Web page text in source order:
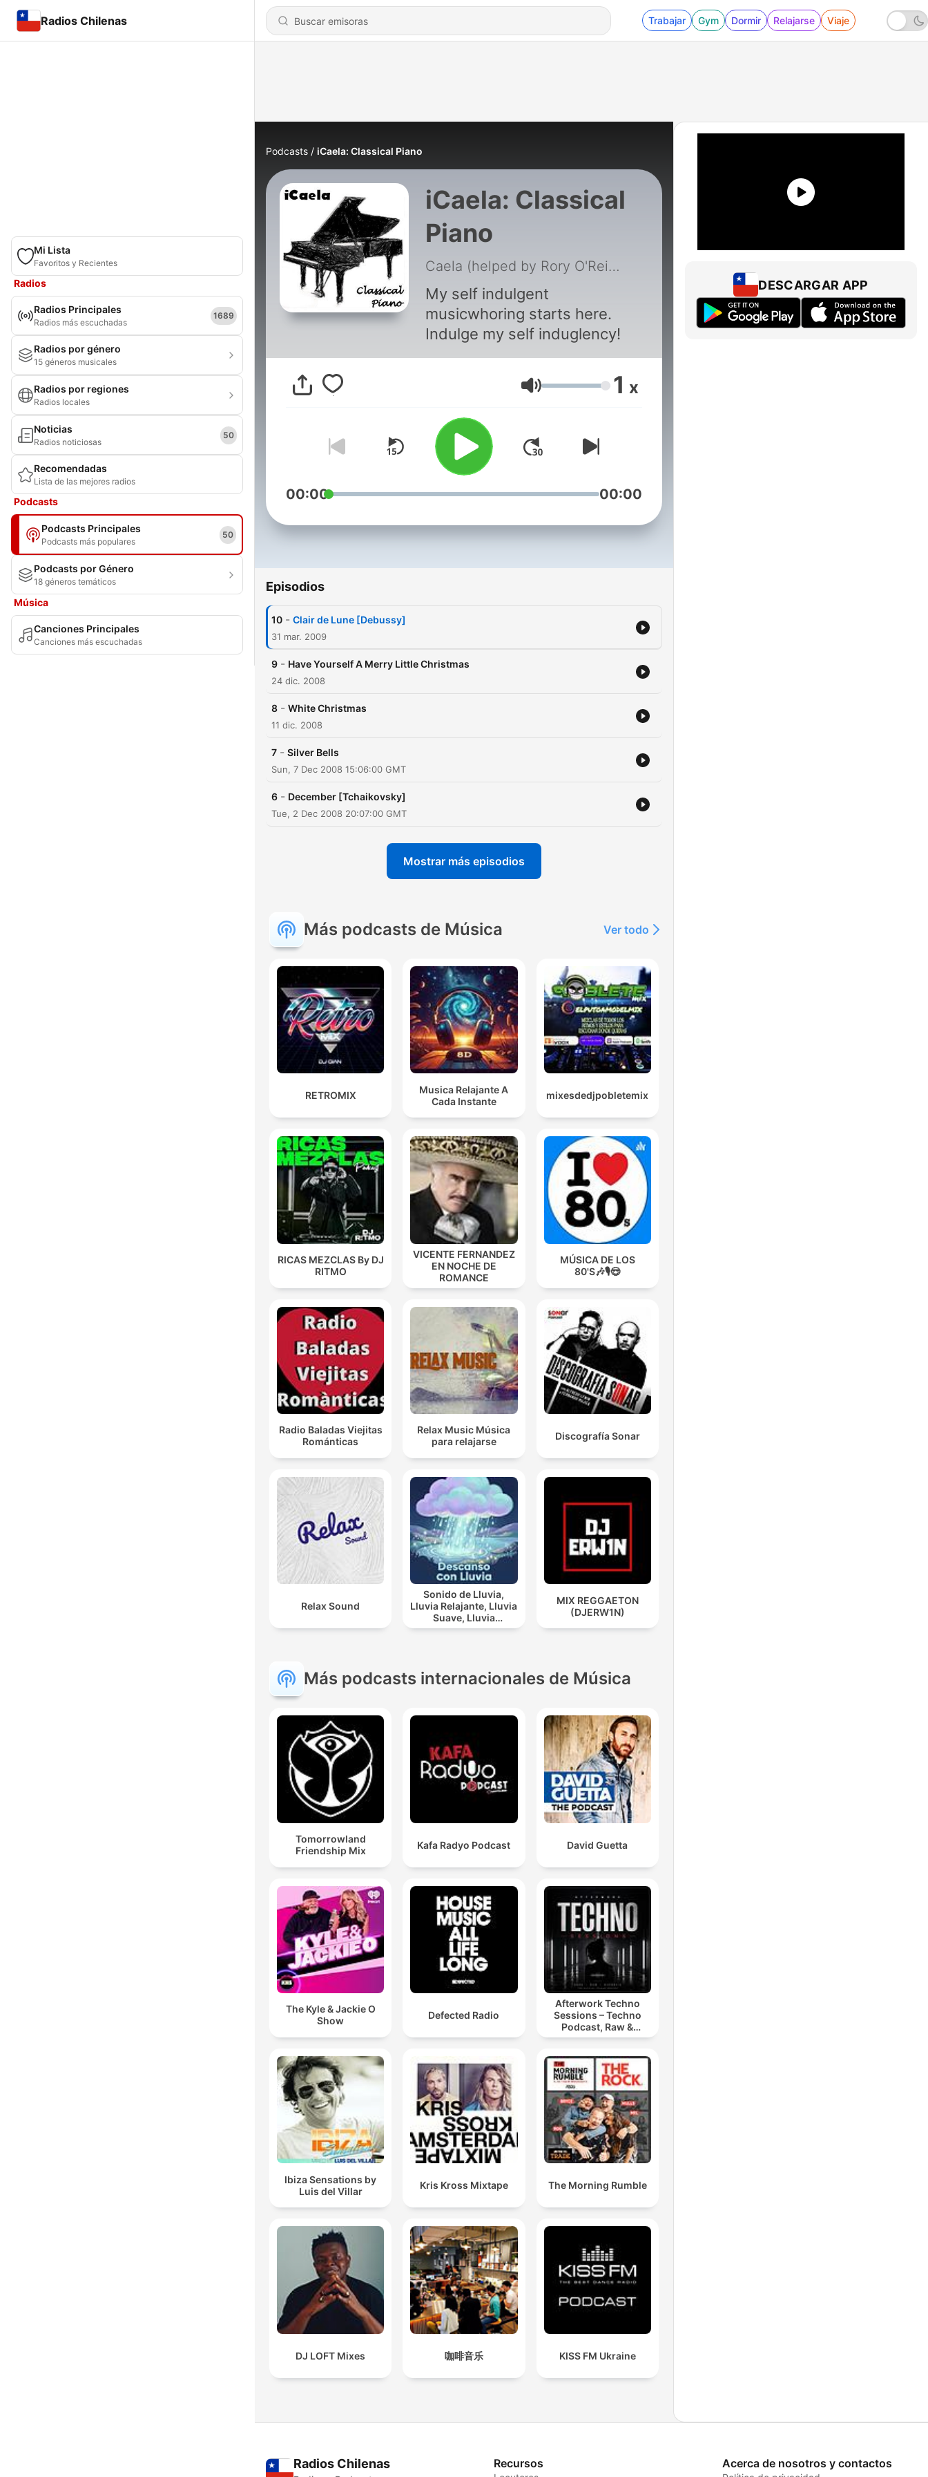
Radios Chilenas Trabajar Gym Dormir Relajarse Viaje
Mi Lista
Favoritos y Recientes
Radios
Radios Principales
Radios más escuchadas
1689
Radios por género
15 géneros musicales
Radios por regiones
Radios locales
Noticias
Radios noticiosas
50
Recomendadas
Lista de las mejores radios
Podcasts
Podcasts Principales
Podcasts más populares
50
Podcasts por Género
18 géneros temáticos
Música
Canciones Principales
Canciones más escuchadas
Podcasts iCaela: Classical Piano
iCaela: Classical
Piano
Caela (helped by Rory O'Reilly)
My self indulgent
musicwhoring starts here.
Indulge my self induglency!
Volumen 1 x
00:00 00:00
Episodios
10 - Clair de Lune [Debussy]
31 mar. 2009
9 - Have Yourself A Merry Little Christmas
24 dic. 2008
8 - White Christmas
11 dic. 2008
7 - Silver Bells
Sun, 7 Dec 2008 15:06:00 GMT
6 - December [Tchaikovsky]
Tue, 2 Dec 2008 20:07:00 GMT
Mostrar más episodios
Más podcasts de Música Ver todo
RETROMIX
Musica Relajante A
Cada Instante
mixesdedjpobletemix
RICAS MEZCLAS By DJ
RITMO
VICENTE FERNANDEZ
EN NOCHE DE
ROMANCE
MÚSICA DE LOS
80'S🎶🎙️😎
Radio Baladas Viejitas
Románticas
Relax Music Música
para relajarse
Discografía Sonar
Relax Sound
Sonido de Lluvia,
Lluvia Relajante, Lluvia
Suave, Lluvia
Nocturna, Descanso
MIX REGGAETON
(DJERW1N)
Más podcasts internacionales de Música
Tomorrowland
Friendship Mix
Kafa Radyo Podcast David Guetta
The Kyle & Jackie O
Show
Defected Radio
Afterwork Techno
Sessions – Techno
Podcast, Raw &
Hypnotic Techno
Ibiza Sensations by
Luis del Villar
Kris Kross Mixtape The Morning Rumble
DJ LOFT Mixes 咖啡音乐 KISS FM Ukraine
DESCARGAR APP
Radios Chilenas Recursos Acerca de nosotros y contactos